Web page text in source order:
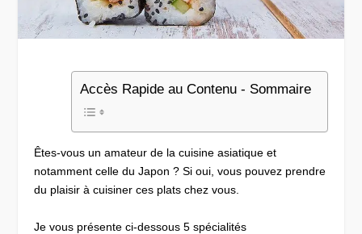
Accès Rapide au Contenu - Sommaire
Êtes-vous un amateur de la cuisine asiatique et
notamment celle du Japon ? Si oui, vous pouvez prendre
du plaisir à cuisiner ces plats chez vous.
Je vous présente ci-dessous 5 spécialités